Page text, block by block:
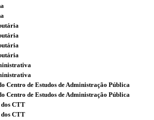
Centro de Estudos de Administração Pública
Centro de Estudos de Administração Pública
CTT
CTT